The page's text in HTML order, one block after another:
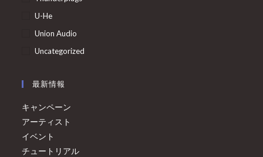
U-He
Union Audio
Uncategorized
最新情報
キャンペーン
アーティスト
イベント
チュートリアル